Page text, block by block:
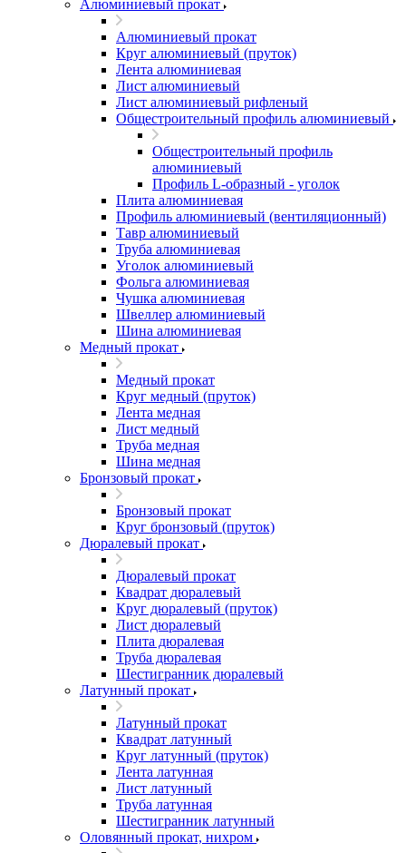
Алюминиевый прокат
Алюминиевый прокат
Круг алюминиевый (пруток)
Лента алюминиевая
Лист алюминиевый
Лист алюминиевый рифленый
Общестроительный профиль алюминиевый
Общестроительный профиль
алюминиевый
Профиль L-образный - уголок
Плита алюминиевая
Профиль алюминиевый (вентиляционный)
Тавр алюминиевый
Труба алюминиевая
Уголок алюминиевый
Фольга алюминиевая
Чушка алюминиевая
Швеллер алюминиевый
Шина алюминиевая
Медный прокат
Медный прокат
Круг медный (пруток)
Лента медная
Лист медный
Труба медная
Шина медная
Бронзовый прокат
Бронзовый прокат
Круг бронзовый (пруток)
Дюралевый прокат
Дюралевый прокат
Квадрат дюралевый
Круг дюралевый (пруток)
Лист дюралевый
Плита дюралевая
Труба дюралевая
Шестигранник дюралевый
Латунный прокат
Латунный прокат
Квадрат латунный
Круг латунный (пруток)
Лента латунная
Лист латунный
Труба латунная
Шестигранник латунный
Оловянный прокат, нихром